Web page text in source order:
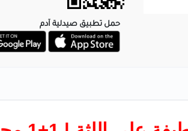
حمل تطبيق صيدلية آدم